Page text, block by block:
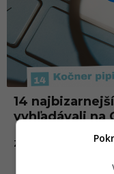
14
vyhľadávali na
ZÁBAVA